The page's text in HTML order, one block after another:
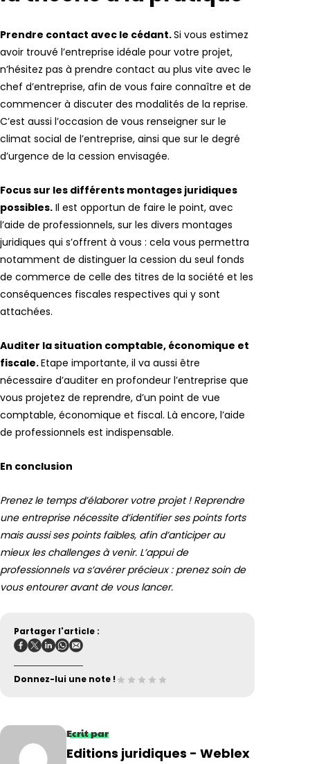
Prendre contact avec le cédant.Si vous estimez
avoir trouvé l’entreprise idéale pour votre projet,
n’hésitez pas à prendre contact au plus vite avec le
chef d’entreprise, afin de vous faire connaître et de
commencer à discuter des modalités de la reprise.
C’est aussi l’occasion de vous renseigner sur le
climat social de l’entreprise, ainsi que sur le degré
d’urgence de la cession envisagée.
Focus sur les différents montages juridiques
possibles. Il est opportun de faire le point, avec
l’aide de professionnels, sur les divers montages
juridiques qui s’offrent à vous : cela vous permettra
notamment de distinguer la cession du seul fonds
de commerce de celle des titres de la société et les
conséquences fiscales respectives qui y sont
attachées.
Auditer la situation comptable, économique et
fiscale.Etape importante, il va aussi être
nécessaire d’auditer en profondeur l’entreprise que
vous projetez de reprendre, d’un point de vue
comptable, économique et fiscal. Là encore, l’aide
de professionnels est indispensable.
En conclusion
Prenez le temps d’élaborer votre projet ! Reprendre
une entreprise nécessite d’identifier ses points forts
mais aussi ses points faibles, afin d’anticiper au
mieux les challenges à venir. L’appui de
professionnels va s’avérer précieux : prenez soin de
vous entourer avant de vous lancer.
Partager l'article :
Donnez-lui une note !
Ecrit par
Editions juridiques - Weblex